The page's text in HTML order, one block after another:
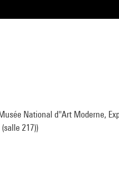
National d''Art Moderne,
217))